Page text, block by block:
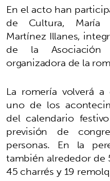
En el acto han
de Cultura, María
Martínez Illanes,
de la Asociación
organizadora de la
La romería volverá
uno de los
del calendario
previsión de
personas. En la
también alrededor de
45 charrés y 19